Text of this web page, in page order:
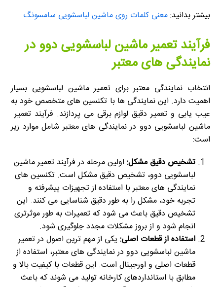
بیشتر بدانید:معنی کلمات روی ماشین لباسشویی سامسونگ
فرآیند تعمیر ماشین لباسشویی دوو در
نمایندگی های معتبر
انتخاب نمایندگی معتبر برای تعمیر ماشین لباسشویی بسیار
اهمیت دارد. این نمایندگی ها با تکنسین های متخصص خود به
عیب یابی و تعمیر دقیق لوازم برقی می پردازند. فرآیند تعمیر
ماشین لباسشویی دوو در نمایندگی های معتبر شامل موارد زیر
است:
تشخیص دقیق مشکل: اولین مرحله در فرآیند تعمیر ماشین
لباسشویی دوو، تشخیص دقیق مشکل است. تکنسین های
نمایندگی های معتبر با استفاده از تجهیزات پیشرفته و
تجربه خود، مشکل را به طور دقیق شناسایی می کنند. این
تشخیص دقیق باعث می شود که تعمیرات به طور موثرتری
انجام شود و از بروز مشکلات مجدد جلوگیری شود.
استفاده از قطعات اصلی: یکی از مهم ترین اصول در تعمیر
ماشین لباسشویی دوو در نمایندگی های معتبر، استفاده از
قطعات اصلی و اورجینال است. این قطعات با کیفیت بالا و
مطابق با استانداردهای کارخانه تولید می شوند که باعث